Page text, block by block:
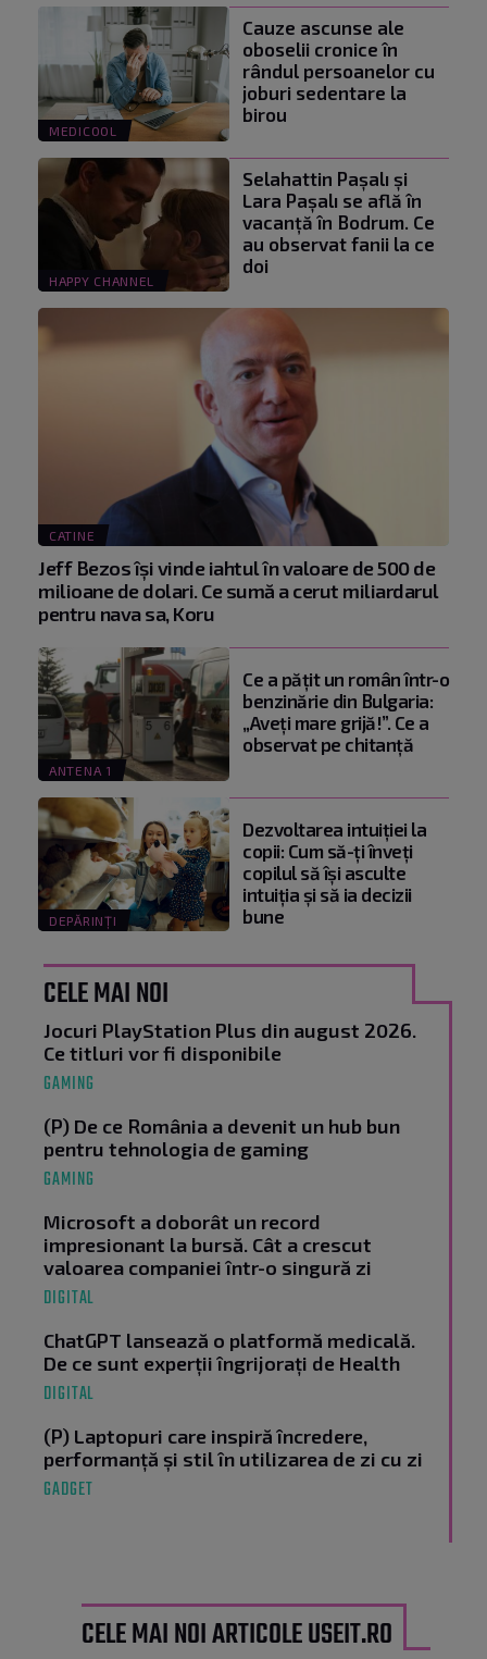
MEDICOOL
Cauze ascunse ale
oboselii cronice în
rândul persoanelor cu
joburi sedentare la
birou
HAPPY CHANNEL
Selahattin Paşalı și
Lara Paşalı se află în
vacanță în Bodrum. Ce
au observat fanii la ce
doi
CATINE
Jeff Bezos își vinde iahtul în valoare de 500 de
milioane de dolari. Ce sumă a cerut miliardarul
pentru nava sa, Koru
ANTENA 1
Ce a pățit un român într-o
benzinărie din Bulgaria:
„Aveți mare grijă!”. Ce a
observat pe chitanță
DEPĂRINȚI
Dezvoltarea intuiției la
copii: Cum să-ți înveți
copilul să își asculte
intuiția și să ia decizii
bune
CELE MAI NOI
Jocuri PlayStation Plus din august 2026.
Ce titluri vor fi disponibile
GAMING
(P) De ce România a devenit un hub bun
pentru tehnologia de gaming
GAMING
Microsoft a doborât un record
impresionant la bursă. Cât a crescut
valoarea companiei într-o singură zi
DIGITAL
ChatGPT lansează o platformă medicală.
De ce sunt experții îngrijorați de Health
DIGITAL
(P) Laptopuri care inspiră încredere,
performanță și stil în utilizarea de zi cu zi
GADGET
CELE MAI NOI ARTICOLE USEIT.RO